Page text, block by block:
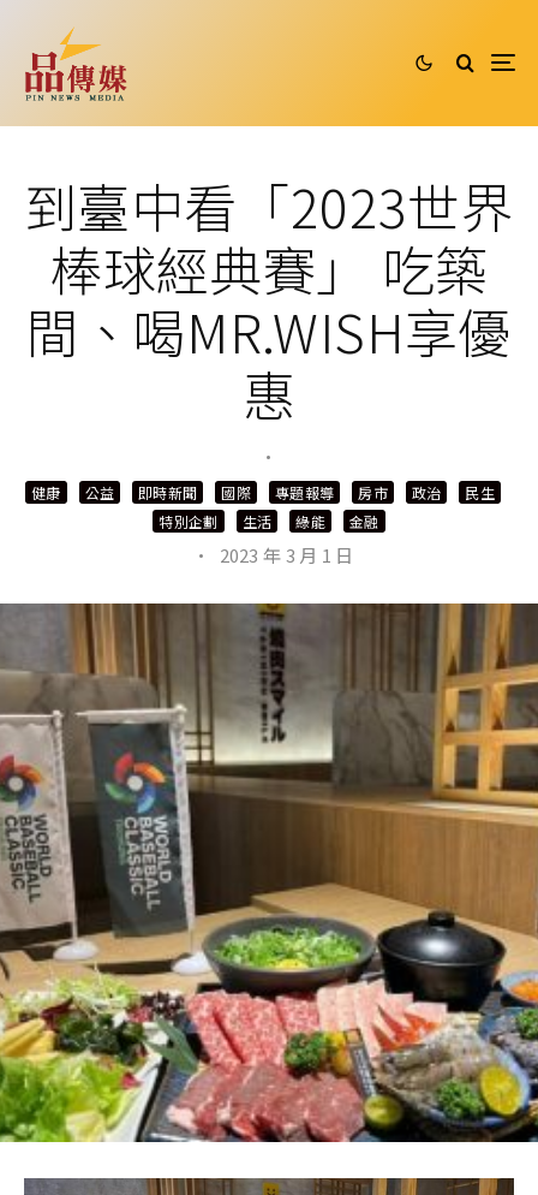
到臺中看「2023世界
棒球經典賽」 吃築
間、喝MR.WISH享優
惠
·
健康 公益 即時新聞 國際 專題報導 房市 政治
民生
特別企劃
生活 綠能 金融
· 2023 年 3 月 1 日